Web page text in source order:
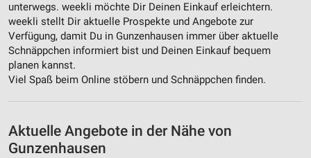
unterwegs. weekli möchte Dir Deinen Einkauf erleichtern.
weekli stellt Dir aktuelle Prospekte und Angebote zur
Verfügung, damit Du in Gunzenhausen immer über aktuelle
Schnäppchen informiert bist und Deinen Einkauf bequem
planen kannst.
Viel Spaß beim Online stöbern und Schnäppchen finden.
Aktuelle Angebote in der Nähe von
Gunzenhausen